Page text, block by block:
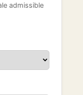
admissible